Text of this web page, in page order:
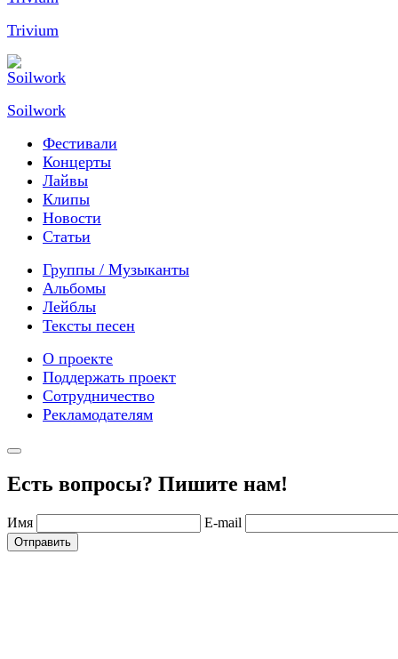
Trivium
Soilwork
Фестивали
Концерты
Лайвы
Клипы
Новости
Статьи
Группы / Музыканты
Альбомы
Лейблы
Тексты песен
О проекте
Поддержать проект
Сотрудничество
Рекламодателям
Есть вопросы? Пишите нам!
Имя E-mail